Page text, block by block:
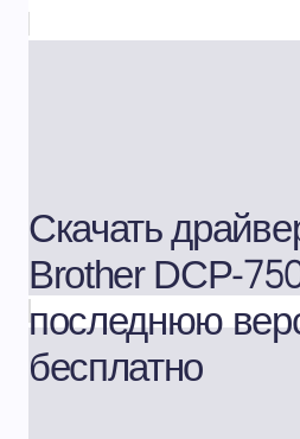
Скачать
Brother DCP-
последнюю
бесплатно